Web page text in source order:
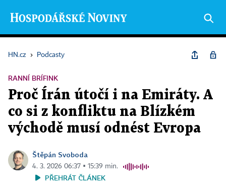
HN.cz › Podcasty
RANNÍ BRÍFINK
Proč Írán útočí i na Emiráty. A
co si z konfliktu na Blízkém
východě musí odnést Evropa
Štěpán Svoboda
4. 3. 2026 06:37 ▪ 15:39 min.
PŘEHRÁT ČLÁNEK